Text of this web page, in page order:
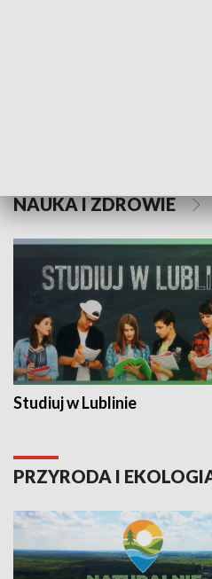
NAUKA I ZDROWIE
Studiuj w Lublinie
PRZYRODA I